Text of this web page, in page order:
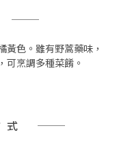
色。雖有野蒿藥味，
可烹調多種菜餚。